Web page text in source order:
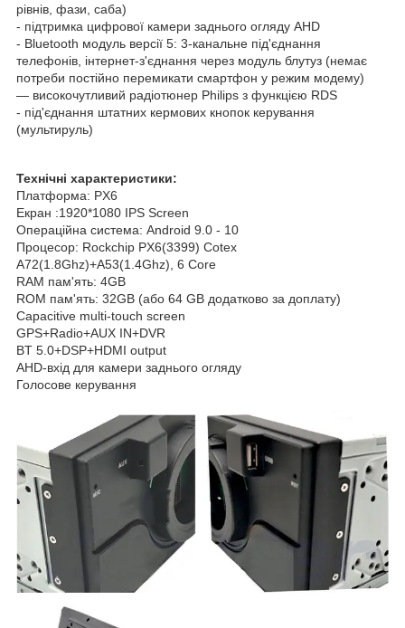
рівнів, фази, саба)
- підтримка цифрової камери заднього огляду AHD
- Bluetooth модуль версії 5: 3-канальне під'єднання
телефонів, інтернет-з'єднання через модуль блутуз (немає
потреби постійно перемикати смартфон у режим модему)
— високочутливий радіотюнер Philips з функцією RDS
- під'єднання штатних кермових кнопок керування
(мультируль)
Технічні характеристики:
Платформа: PX6
Екран :1920*1080 IPS Screen
Операційна система: Android 9.0 - 10
Процесор: Rockchip PX6(3399) Cotex
A72(1.8Ghz)+A53(1.4Ghz), 6 Core
RAM пам'ять: 4GB
ROM пам'ять: 32GB (або 64 GB додатково за доплату)
Capacitive multi-touch screen
GPS+Radio+AUX IN+DVR
BT 5.0+DSP+HDMI output
AHD-вхід для камери заднього огляду
Голосове керування